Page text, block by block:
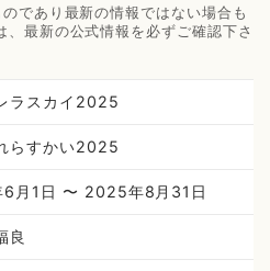
であり最新の情報ではない場合も
最新の公式情報を必ずご確認下さ
ラスカイ2025
らすかい2025
月1日 〜 2025年8月31日
良